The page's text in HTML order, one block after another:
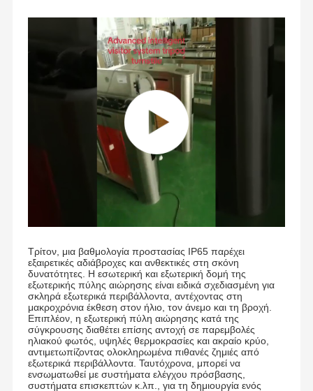
Προϊόντα
Σχετικά Με
Εμάς
Επικοινωνήσ
Τε Μαζί Μας
Ειδήσεις
Προσφορά
Πύλη περιστροφικών πυλών τρίποδων
Πύλη εμποδίων ταλάντευσης
Πλήρης περιστροφική πύλη ύψους
Πύλη ταχύτητας
Τρίτον, μια βαθμολογία προστασίας IP65 παρέχει
εξαιρετικές αδιάβροχες και ανθεκτικές στη σκόνη
δυνατότητες. Η εσωτερική και εξωτερική δομή της
εξωτερικής πύλης αιώρησης είναι ειδικά σχεδιασμένη για
σκληρά εξωτερικά περιβάλλοντα, αντέχοντας στη
μακροχρόνια έκθεση στον ήλιο, τον άνεμο και τη βροχή.
Επιπλέον, η εξωτερική πύλη αιώρησης κατά της
σύγκρουσης διαθέτει επίσης αντοχή σε παρεμβολές
ηλιακού φωτός, υψηλές θερμοκρασίες και ακραίο κρύο,
αντιμετωπίζοντας ολοκληρωμένα πιθανές ζημιές από
εξωτερικά περιβάλλοντα. Ταυτόχρονα, μπορεί να
ενσωματωθεί με συστήματα ελέγχου πρόσβασης,
συστήματα επισκεπτών κ.λπ., για τη δημιουργία ενός
Technology Co., Ltd. είναι μια επιχείρηση υψηλής
τεχνολογίας, που ενσωματώνει την Ε&Α, την παραγωγή,
τις πωλήσεις και την εξυπηρέτηση σε μία.Η CXT
δεσμεύεται για τον τομέα της έξυπνης διαχείρισης ελέγχου
πρόσβασης πεζών, παρέχει στους πελάτες
επαγγελματικές και εξατομικευμένες λύσεις ελέγχου
πρόσβασης και λύσεις πύλης ασφαλείας.